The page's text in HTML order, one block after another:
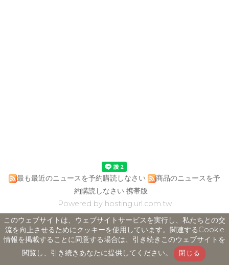
最も最近のニュースを予約購読しなさい
商品のニュースを予
約購読しなさい 携帯版
Powered by hosting.url.com.tw
このウェブサイトは、ウェブサイトサービスを実行し、私たちとの交
流を向上させるためにクッキーを使用しています。関連するCookie
情報を掲載することに同意する場合は、引き続きこのウェブサイトを
閲覧し、引き続きあなたに提供してください。